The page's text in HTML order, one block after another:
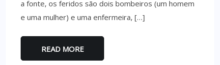
a fonte, os feridos são dois bombeiros (um homem
e uma mulher) e uma enfermeira, […]
READ MORE